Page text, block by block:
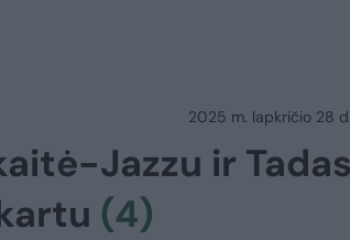
2025 m. lapkričio 28 d.
Jazzu ir Tadas
(4)